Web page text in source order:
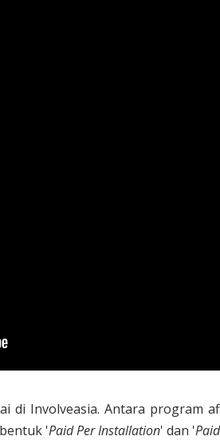
di Involveasia. Antara program
'Paid Per Installation' dan '